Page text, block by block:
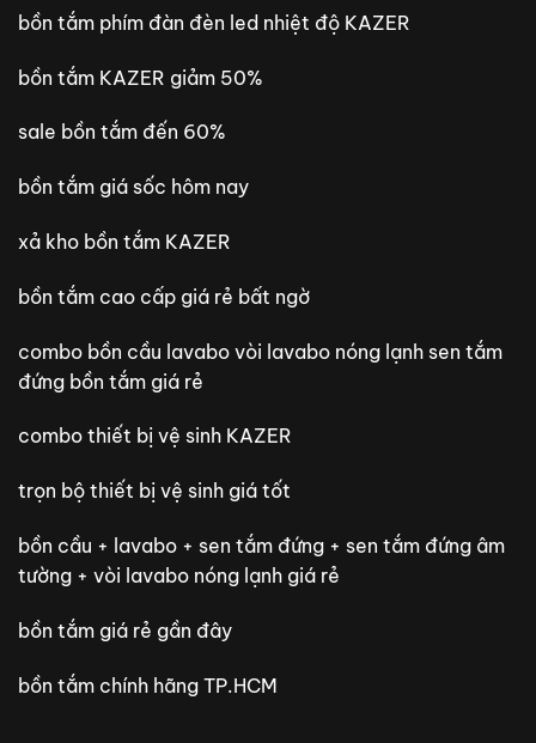
bồn tắm phím đàn đèn led nhiệt độ KAZER
bồn tắm KAZER giảm 50%
sale bồn tắm đến 60%
bồn tắm giá sốc hôm nay
xả kho bồn tắm KAZER
bồn tắm cao cấp giá rẻ bất ngờ
combo bồn cầu lavabo vòi lavabo nóng lạnh sen tắm
đứng bồn tắm giá rẻ
combo thiết bị vệ sinh KAZER
trọn bộ thiết bị vệ sinh giá tốt
bồn cầu + lavabo + sen tắm đứng + sen tắm đứng âm
tường + vòi lavabo nóng lạnh giá rẻ
bồn tắm giá rẻ gần đây
bồn tắm chính hãng TP.HCM